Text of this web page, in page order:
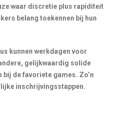
waar discretie plus rapiditeit
belang toekennen bij hun
kunnen werkdagen voor
gelijkwaardig solide
de favoriete games. Zo’n
inschrijvingsstappen.